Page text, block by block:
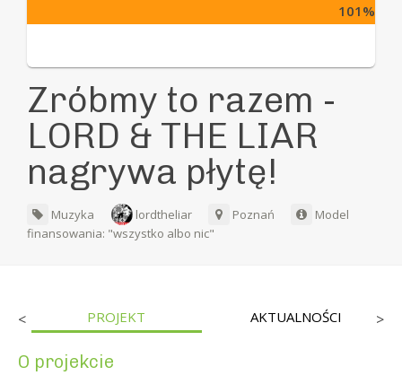
101%
Zróbmy to razem -
LORD & THE LIAR
nagrywa płytę!
Muzyka lordtheliar Poznań
Model
finansowania: "wszystko albo nic"
< PROJEKT AKTUALNOŚCI >
O projekcie